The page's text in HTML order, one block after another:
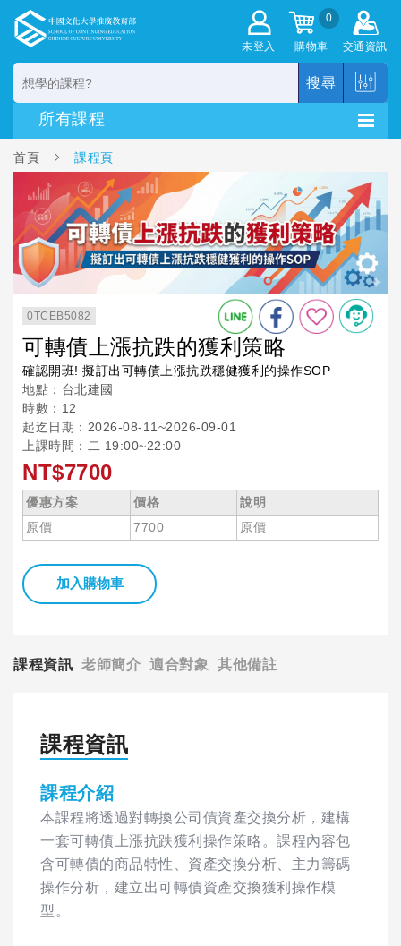
未登入
0
購物車 交通資訊
搜尋
首頁 課程頁
0TCEB5082
可轉債上漲抗跌的獲利策略
確認開班! 擬訂出可轉債上漲抗跌穩健獲利的操作SOP
地點：台北建國
時數：12
起迄日期：2026-08-11~2026-09-01
上課時間：二 19:00~22:00
NT$7700
優惠方案 價格
說明
原價
7700 原價
加入購物車
課程資訊 老師簡介 適合對象 其他備註
課程資訊
課程介紹
本課程將透過對轉換公司債資產交換分析，建構
一套可轉債上漲抗跌獲利操作策略。課程內容包
含可轉債的商品特性、資產交換分析、主力籌碼
操作分析，建立出可轉債資產交換獲利操作模
型。